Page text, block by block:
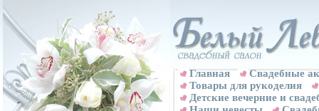
Главная
Свадебные
Товары для рукоделия
Детские вечерние и